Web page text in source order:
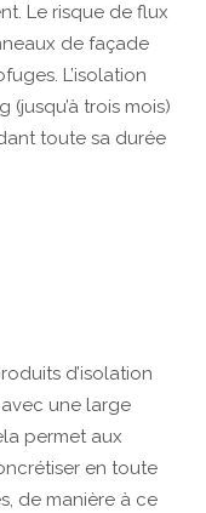
Le risque de flux
de façade
L’isolation
(jusqu’à trois mois)
toute sa durée
d’isolation
une large
permet aux
en toute
de manière à ce